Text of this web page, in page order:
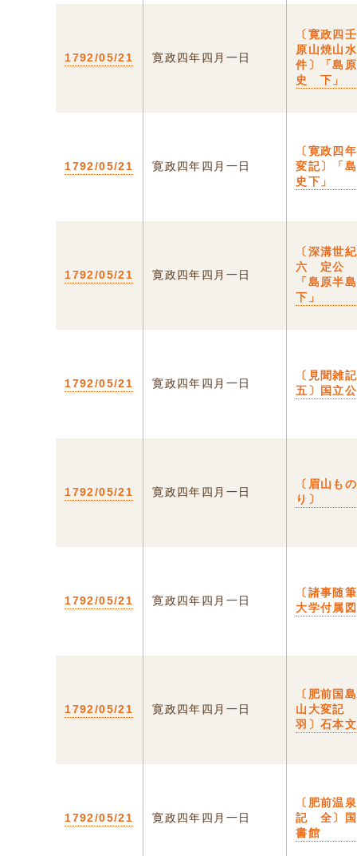
1792/05/21 寛政四年四月一日
〔寛政四
原山焼山
件〕「島
史 下」
1792/05/21 寛政四年四月一日
〔寛政四
変記〕「
史下」
1792/05/21 寛政四年四月一日
〔深溝世
六 定公
「島原
下」
1792/05/21 寛政四年四月一日
〔見聞雑
五〕国立
1792/05/21 寛政四年四月一日
〔眉山も
り〕
1792/05/21 寛政四年四月一日
〔諸事随
大学付属
1792/05/21 寛政四年四月一日
〔肥前国
山大変
羽〕石本
1792/05/21 寛政四年四月一日
〔肥前温
記 全〕国
書館